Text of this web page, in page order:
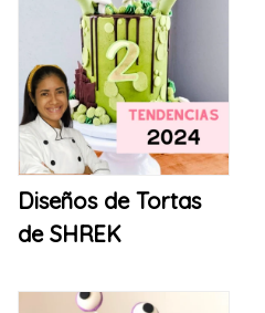
Diseños de Tortas
de SHREK